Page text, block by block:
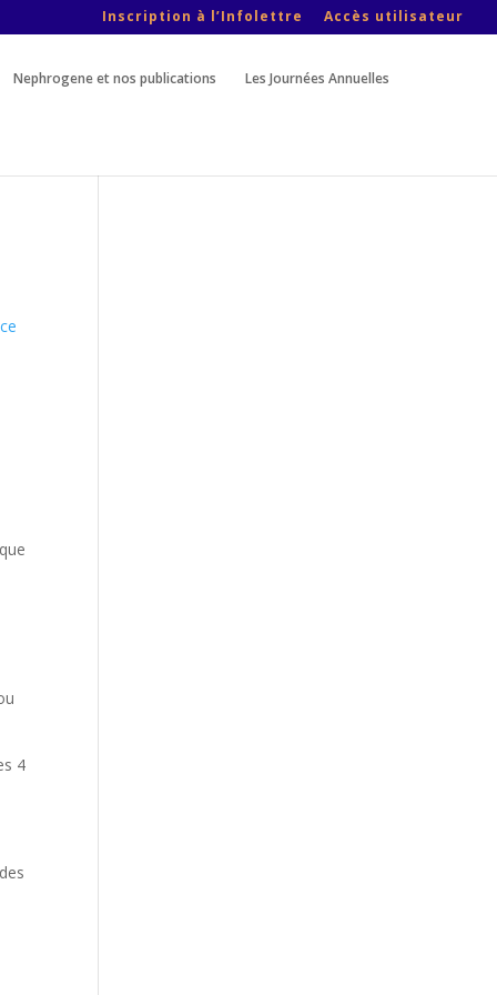
Inscription à l’Infolettre Accès utilisateur
Nephrogene et nos publications Les Journées Annuelles
4